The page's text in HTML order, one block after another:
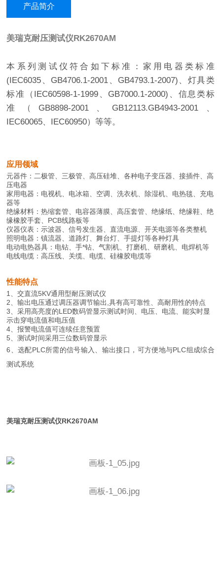
产品简介
美瑞克耐压测试仪 RK2670AM
本系列测试仪符合如下标准：家用电器类标准
(IEC6035、GB4706.1-2001、GB4793.1-2007)、灯具类
标准（IEC60598-1-1999、GB7000.1-2000)、信息类标
准（GB8898-2001、GB12113.GB4943-2001、
IEC60065、IEC60950）等等。
应用领域
元器件：二极管、三极管、高压硅堆、各种电子变压器、接插件、高
压电器
家用电器：电视机、电冰箱、空调、洗衣机、除湿机、电热毯、充电
器等
绝缘材料：热缩套管、电容器薄膜、高压套管、绝缘纸、绝缘鞋、绝
缘橡胶手套、PCB线路板等
仪器仪表：示波器、信号发生器、直流电源、开关电源等各类整机
照明电器：镇流器、道路灯、舞台灯、手提灯等各种灯具
电动电热器具：电钻、手*钻、气割机、打磨机、研磨机、电焊机等
电线电缆：高压线、关缆、电缆、硅橡胶电缆等
性能特点
1、交直流5KV通用型耐压测试仪
2、输出电压通过调压器调节输出,具有高可靠性、高耐用性的特点
3、采用高亮度的LED数码管显示测试时间、电压、电流、能实时显
示击穿电流值和电压值
4、报警电流值可连续任意预置
5、测试时间采用三位数码管显示
6、选配PLC所需的信号输入、输出接口，可方便地与PLC组成综合
测试系统
美瑞克耐压测试仪RK2670AM